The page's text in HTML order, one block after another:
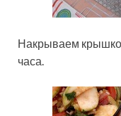
Накрываем
часа.